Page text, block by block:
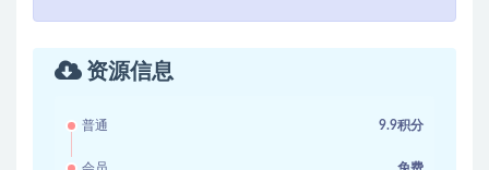
资源信息
普通 9.9积分